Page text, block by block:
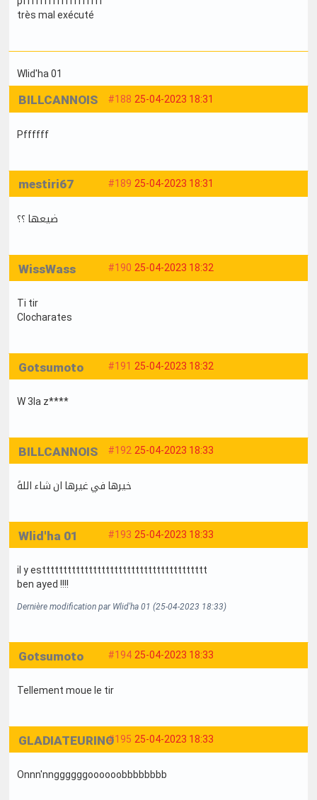
très mal exécuté
Wlid'ha 01
#188 25-04-2023 18:31
BILLCANNOIS
Pffffff
#189 25-04-2023 18:31
mestiri67
ضيعها ؟؟
#190 25-04-2023 18:32
WissWass
Ti tir
Clocharates
#191 25-04-2023 18:32
Gotsumoto
W 3la z****
#192 25-04-2023 18:33
BILLCANNOIS
خيرها في غيرها ان شاء اللهً
#193 25-04-2023 18:33
Wlid'ha 01
il y esttttttttttttttttttttttttttttttttttttttt
ben ayed !!!!
Dernière modification par Wlid'ha 01 (25-04-2023 18:33)
#194 25-04-2023 18:33
Gotsumoto
Tellement moue le tir
#195 25-04-2023 18:33
GLADIATEURINO
Onnn'nnggggggoooooobbbbbbbb